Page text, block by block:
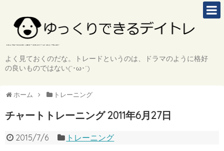
よく見ておくのだな。トレードというのは、ドラマのように格好
の良いものではない(`･ω･´)
ホーム トレーニング
チャートトレーニング 2011年6月27日
2015/7/6 トレーニング